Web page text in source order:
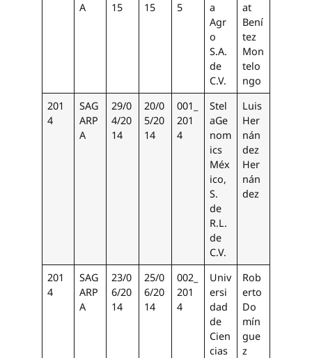
A
15
15
5
a
Agr
o
S.A.
de
C.V.
at
Bení
tez
Mon
telo
ngo
201
4
SAG
ARP
A
29/0
4/20
14
20/0
5/20
14
001_
201
4
Stel
aGe
nom
ics
Méx
ico,
S.
de
R.L.
de
C.V.
Luis
Her
nán
dez
Her
nán
dez
201
4
SAG
ARP
A
23/0
6/20
14
25/0
6/20
14
002_
201
4
Univ
ersi
dad
de
Cien
cias
Rob
erto
Do
mín
gue
z